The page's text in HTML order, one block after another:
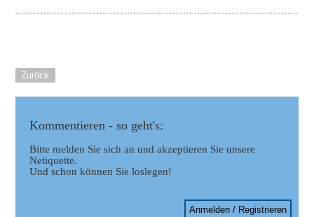
Zurück
Kommentieren - so geht's:
Bitte melden Sie sich an und akzeptieren Sie unsere
Netiquette.
Und schon können Sie loslegen!
Anmelden / Registrieren